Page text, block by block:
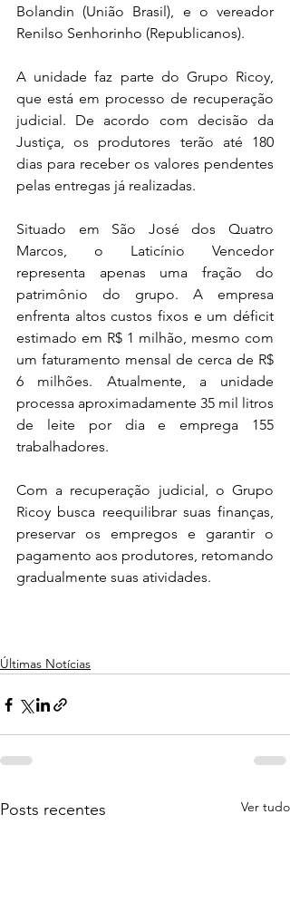
Bolandin (União Brasil), e o vereador
Renilso Senhorinho (Republicanos).
A unidade faz parte do Grupo Ricoy,
que está em processo de recuperação
judicial. De acordo com decisão da
Justiça, os produtores terão até 180
dias para receber os valores pendentes
pelas entregas já realizadas.
Situado em São José dos Quatro
Marcos, o Laticínio Vencedor
representa apenas uma fração do
patrimônio do grupo. A empresa
enfrenta altos custos fixos e um déficit
estimado em R$ 1 milhão, mesmo com
um faturamento mensal de cerca de R$
6 milhões. Atualmente, a unidade
processa aproximadamente 35 mil litros
de leite por dia e emprega 155
trabalhadores.
Com a recuperação judicial, o Grupo
Ricoy busca reequilibrar suas finanças,
preservar os empregos e garantir o
pagamento aos produtores, retomando
gradualmente suas atividades.
Últimas Notícias
Posts recentes Ver tudo